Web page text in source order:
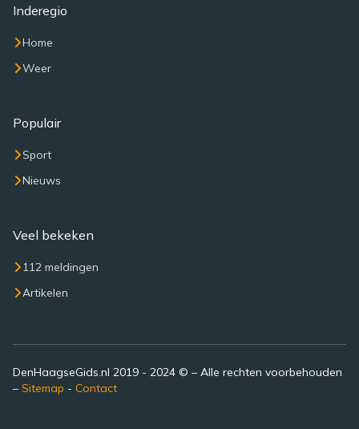
Inderegio
Home
Weer
Populair
Sport
Nieuws
Veel bekeken
112 meldingen
Artikelen
DenHaagseGids.nl 2019 - 2024 © – Alle rechten voorbehouden
– Sitemap - Contact